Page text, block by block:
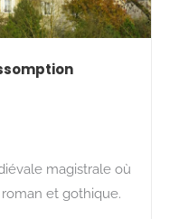
magistrale où
et gothique.